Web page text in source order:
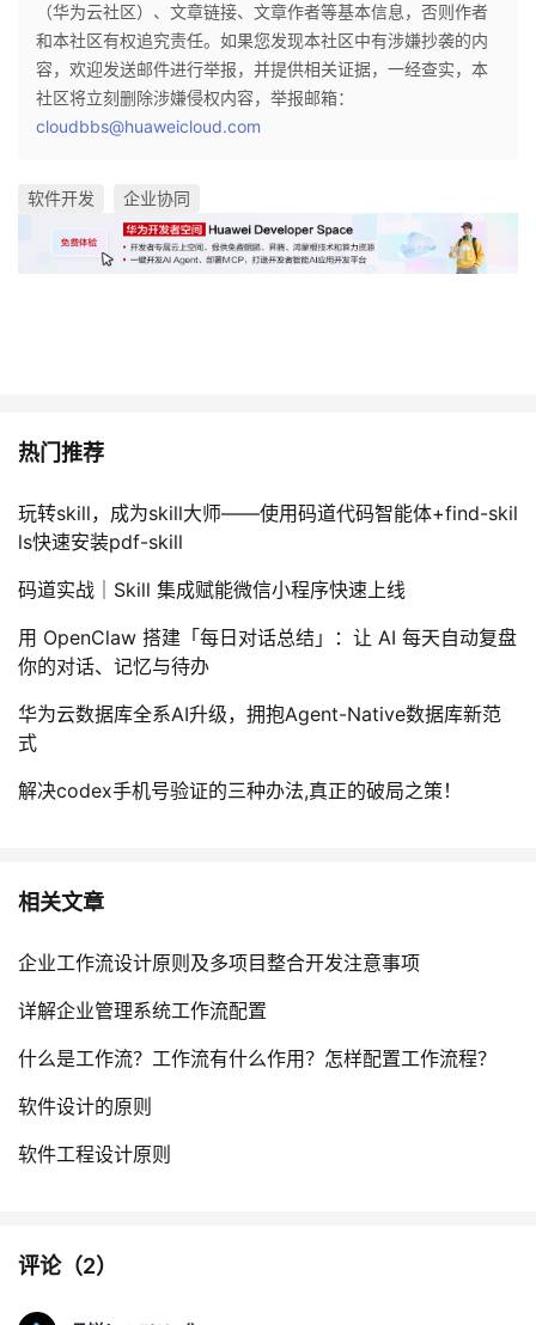
（华为云社区）、文章链接、文章作者等基本信息，否则作者
和本社区有权追究责任。如果您发现本社区中有涉嫌抄袭的内
容，欢迎发送邮件进行举报，并提供相关证据，一经查实，本
社区将立刻删除涉嫌侵权内容，举报邮箱：
cloudbbs@huaweicloud.com
软件开发 企业协同
热门推荐
玩转skill，成为skill大师——使用码道代码智能体+find-skil
ls快速安装pdf-skill
码道实战｜Skill 集成赋能微信小程序快速上线
用 OpenClaw 搭建「每日对话总结」：让 AI 每天自动复盘
你的对话、记忆与待办
华为云数据库全系AI升级，拥抱Agent-Native数据库新范
式
解决codex手机号验证的三种办法,真正的破局之策！
相关文章
企业工作流设计原则及多项目整合开发注意事项
详解企业管理系统工作流配置
什么是工作流？工作流有什么作用？怎样配置工作流程？
软件设计的原则
软件工程设计原则
评论（2）